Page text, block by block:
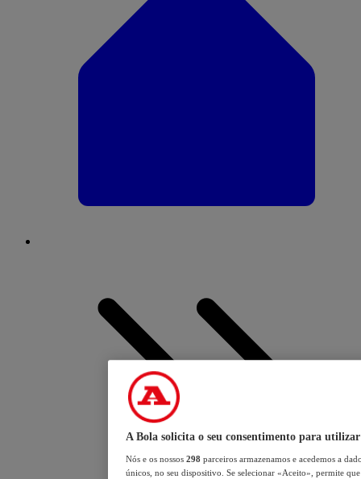
A Bola solicita o seu consentimento para utilizar
Nós e os nossos 298 parceiros armazenamos e acedemos a
únicos, no seu dispositivo. Se selecionar «Aceito», permite